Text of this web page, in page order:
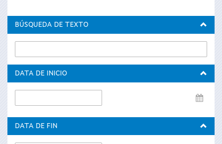
BÚSQUEDA DE TEXTO
DATA DE INICIO
de
DATA DE FIN